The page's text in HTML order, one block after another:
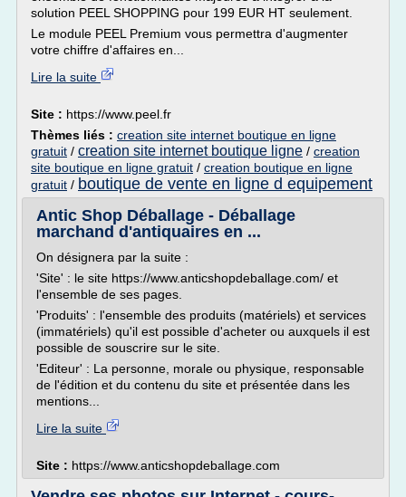
solution PEEL SHOPPING pour 199 EUR HT seulement.
Le module PEEL Premium vous permettra d'augmenter
votre chiffre d'affaires en...
Lire la suite
Site : https://www.peel.fr
Thèmes liés : creation site internet boutique en ligne
gratuit / creation site internet boutique ligne / creation
site boutique en ligne gratuit / creation boutique en ligne
gratuit / boutique de vente en ligne d equipement
Antic Shop Déballage - Déballage
marchand d'antiquaires en ...
On désignera par la suite :
'Site' : le site https://www.anticshopdeballage.com/ et
l'ensemble de ses pages.
'Produits' : l'ensemble des produits (matériels) et services
(immatériels) qu'il est possible d'acheter ou auxquels il est
possible de souscrire sur le site.
'Editeur' : La personne, morale ou physique, responsable
de l'édition et du contenu du site et présentée dans les
mentions...
Lire la suite
Site : https://www.anticshopdeballage.com